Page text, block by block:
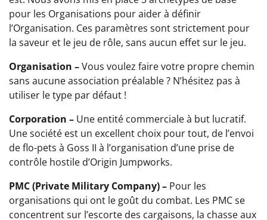
pour les Organisations pour aider à définir
l’Organisation. Ces paramètres sont strictement pour
la saveur et le jeu de rôle, sans aucun effet sur le jeu.
Organisation –Vous voulez faire votre propre chemin
sans aucune association préalable ? N’hésitez pas à
utiliser le type par défaut !
Corporation – Une entité commerciale à but lucratif.
Une société est un excellent choix pour tout, de l’envoi
de flo-pets à Goss II à l’organisation d’une prise de
contrôle hostile d’Origin Jumpworks.
PMC (Private Military Company) – Pour les
organisations qui ont le goût du combat. Les PMC se
concentrent sur l’escorte des cargaisons, la chasse aux